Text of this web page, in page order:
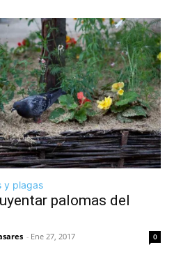
y plagas
palomas del
- Ene 27, 2017 0